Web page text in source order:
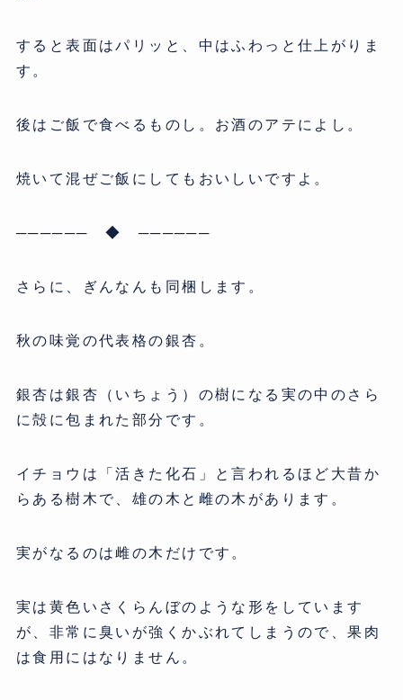
すると表面はパリッと、中はふわっと仕上がりま
す。
後はご飯で食べるものし。お酒のアテによし。
焼いて混ぜご飯にしてもおいしいですよ。
────── ◆ ──────
さらに、ぎんなんも同梱します。
秋の味覚の代表格の銀杏。
銀杏は銀杏（いちょう）の樹になる実の中のさら
に殻に包まれた部分です。
イチョウは「活きた化石」と言われるほど大昔か
らある樹木で、雄の木と雌の木があります。
実がなるのは雌の木だけです。
実は黄色いさくらんぼのような形をしています
が、非常に臭いが強くかぶれてしまうので、果肉
は食用にはなりません。